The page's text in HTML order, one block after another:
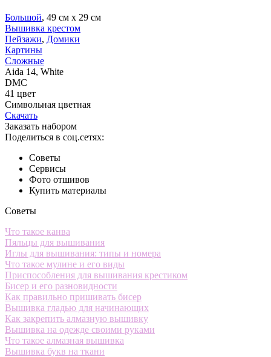
Большой, 49 см х 29 см
Вышивка крестом
Пейзажи, Домики
Картины
Сложные
Aida 14, White
DMC
41 цвет
Символьная цветная
Скачать
Заказать набором
Поделиться в соц.сетях:
Советы
Сервисы
Фото отшивов
Купить материалы
Советы
Что такое канва
Пяльцы для вышивания
Иглы для вышивания: типы и номера
Что такое мулине и его виды
Приспособления для вышивания крестиком
Бисер и его разновидности
Как правильно пришивать бисер
Вышивка гладью для начинающих
Как закрепить алмазную вышивку
Вышивка на одежде своими руками
Что такое алмазная вышивка
Вышивка букв на ткани